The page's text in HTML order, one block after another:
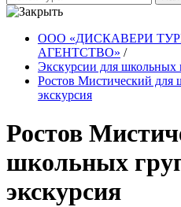
ООО «ДИСКАВЕРИ
АГЕНТСТВО» /
Экскурсии для школьных
Ростов Мистический для
экскурсия
Ростов
школьных
экскурсия